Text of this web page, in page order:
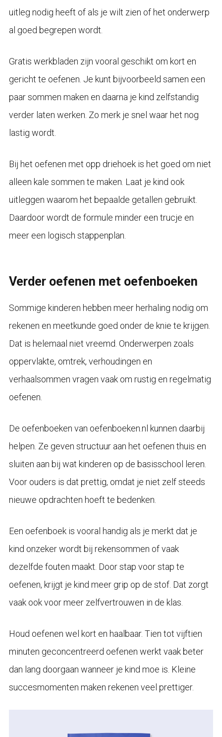
uitleg nodig heeft of als je wilt zien of het onderwerp
al goed begrepen wordt.
Gratis werkbladen zijn vooral geschikt om kort en
gericht te oefenen. Je kunt bijvoorbeeld samen een
paar sommen maken en daarna je kind zelfstandig
verder laten werken. Zo merk je snel waar het nog
lastig wordt.
Bij het oefenen met opp driehoek is het goed om niet
alleen kale sommen te maken. Laat je kind ook
uitleggen waarom het bepaalde getallen gebruikt.
Daardoor wordt de formule minder een trucje en
meer een logisch stappenplan.
Verder oefenen met oefenboeken
Sommige kinderen hebben meer herhaling nodig om
rekenen en meetkunde goed onder de knie te krijgen.
Dat is helemaal niet vreemd. Onderwerpen zoals
oppervlakte, omtrek, verhoudingen en
verhaalsommen vragen vaak om rustig en regelmatig
oefenen.
De oefenboeken van oefenboeken.nl kunnen daarbij
helpen. Ze geven structuur aan het oefenen thuis en
sluiten aan bij wat kinderen op de basisschool leren.
Voor ouders is dat prettig, omdat je niet zelf steeds
nieuwe opdrachten hoeft te bedenken.
Een oefenboek is vooral handig als je merkt dat je
kind onzeker wordt bij rekensommen of vaak
dezelfde fouten maakt. Door stap voor stap te
oefenen, krijgt je kind meer grip op de stof. Dat zorgt
vaak ook voor meer zelfvertrouwen in de klas.
Houd oefenen wel kort en haalbaar. Tien tot vijftien
minuten geconcentreerd oefenen werkt vaak beter
dan lang doorgaan wanneer je kind moe is. Kleine
succesmomenten maken rekenen veel prettiger.